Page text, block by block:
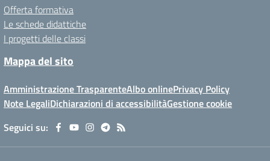
Offerta formativa
Le schede didattiche
I progetti delle classi
Mappa del sito
Amministrazione TrasparenteAlbo onlinePrivacy Policy
Note LegaliDichiarazioni di accessibilitàGestione cookie
Seguici su: